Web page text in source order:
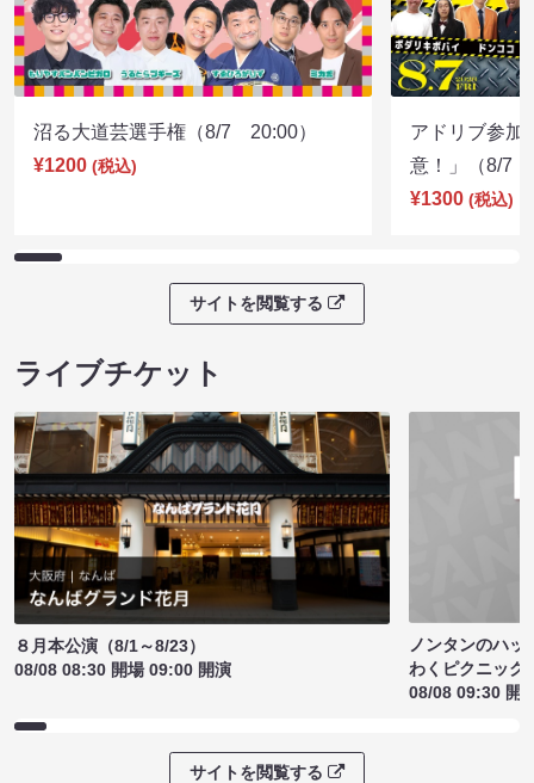
沼る大道芸選手権（8/7 20:00）
¥1200 (税込)
アドリブ参加
意！」（8/7
¥1300 (税込)
サイトを閲覧する
ライブチケット
８月本公演（8/1～8/23）
08/08 08:30 開場 09:00 開演
ノンタンのハッ
わくピクニック
08/08 09:30 開
サイトを閲覧する